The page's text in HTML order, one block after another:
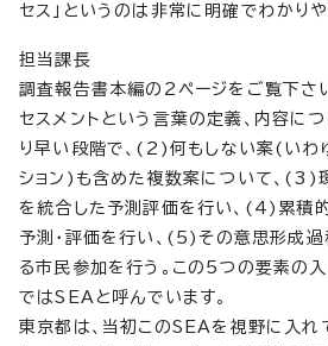
セス」というのは非常に明確でわかりや
担当課長
調査報告書本編の2ページをご覧下さ
セスメントという言葉の定義、内容に
り早い段階で、(2)何もしない案(いわ
ション)も含めた複数案について、(3)
を統合した予測評価を行い、(4)累積
予測・評価を行い、(5)その意思形成
る市民参加を行う。この5つの要素の
ではSEAと呼んでいます。
東京都は、当初このSEAを視野に入れ